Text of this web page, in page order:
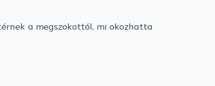
a megszokottól, mi okozhatta